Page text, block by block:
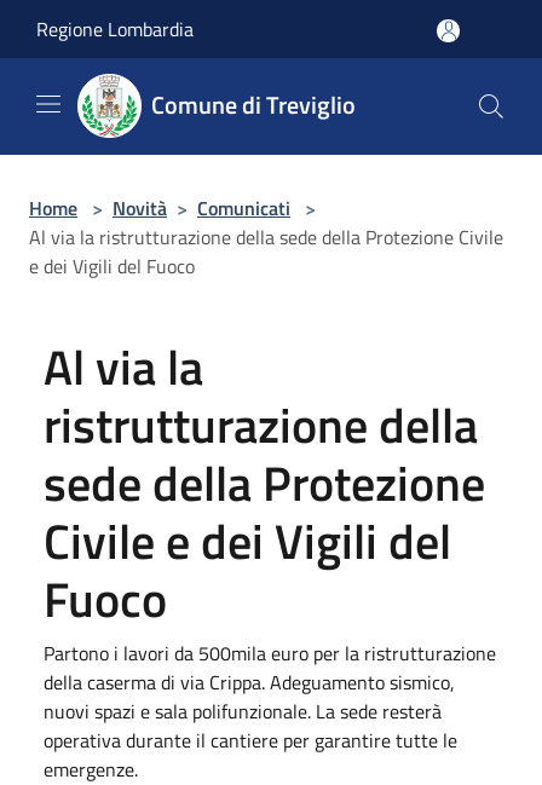
Regione Lombardia
Comune di Treviglio
Home > Novità > Comunicati >
Al via la ristrutturazione della sede della Protezione Civile
e dei Vigili del Fuoco
Al via la
ristrutturazione della
sede della Protezione
Civile e dei Vigili del
Fuoco
Partono i lavori da 500mila euro per la ristrutturazione
della caserma di via Crippa. Adeguamento sismico,
nuovi spazi e sala polifunzionale. La sede resterà
operativa durante il cantiere per garantire tutte le
emergenze.